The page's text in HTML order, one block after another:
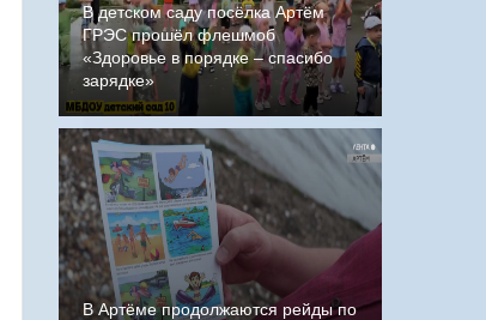
В детском саду посёлка Артём
ГРЭС прошёл флешмоб
«Здоровье в порядке – спасибо
зарядке»
В Артёме продолжаются рейды по